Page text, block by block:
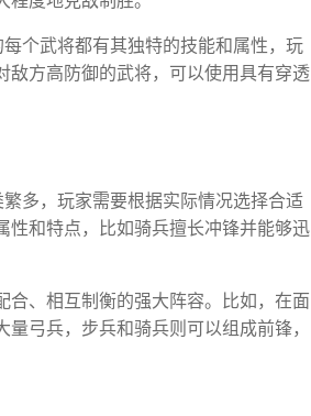
个武将都有其独特的技能和属性，玩
敌方高防御的武将，可以使用具有穿透
多，玩家需要根据实际情况选择合适
性和特点，比如骑兵擅长冲锋并能够迅
、相互制衡的强大阵容。比如，在面
弓兵，步兵和骑兵则可以组成前锋，